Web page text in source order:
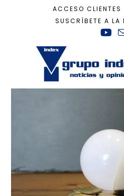
ACCESO CLIENTES
SUSCRÍBETE A LA
Recomendaciones Casa